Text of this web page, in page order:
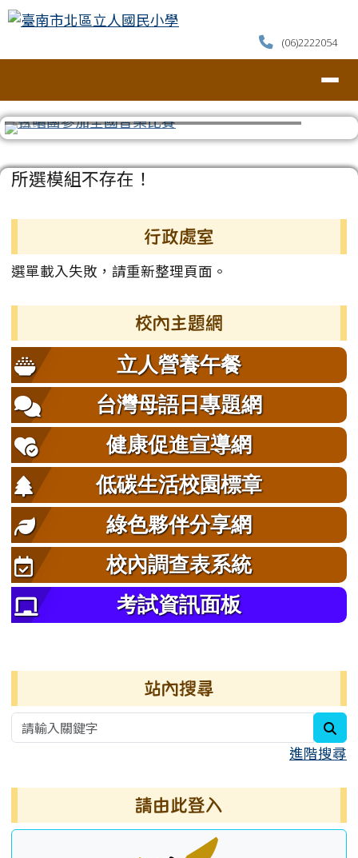
跳至主內容區
臺南市北區立人國民小學
(06)2222054
主內容區域
所選模組不存在！
行政處室
選單載入失敗，請重新整理頁面。
校內主題網
立人營養午餐
台灣母語日專題網
健康促進宣導網
低碳生活校園標章
綠色夥伴分享網
校內調查表系統
考試資訊面板
站內搜尋
進階搜尋
請由此登入
頁尾區域